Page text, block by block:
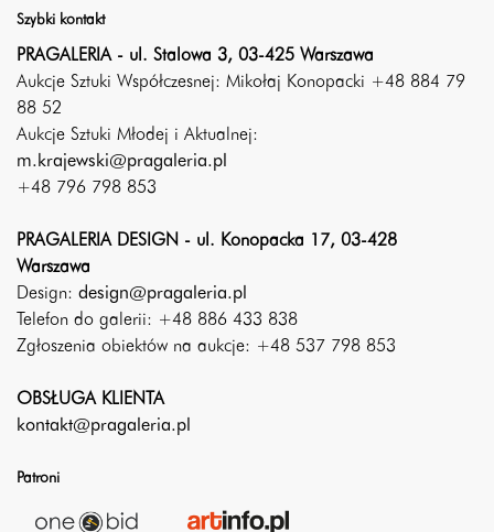
Szybki kontakt
PRAGALERIA - ul. Stalowa 3, 03-425 Warszawa
Aukcje Sztuki Współczesnej: Mikołaj Konopacki +48 884 79
88 52
Aukcje Sztuki Młodej i Aktualnej:
m.krajewski@pragaleria.pl
+48 796 798 853
PRAGALERIA DESIGN - ul. Konopacka 17, 03-428
Warszawa
Design: design@pragaleria.pl
Telefon do galerii: +48 886 433 838
Zgłoszenia obiektów na aukcje: +48 537 798 853
OBSŁUGA KLIENTA
kontakt@pragaleria.pl
Patroni